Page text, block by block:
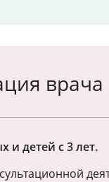
врача
и детей с 3 лет.